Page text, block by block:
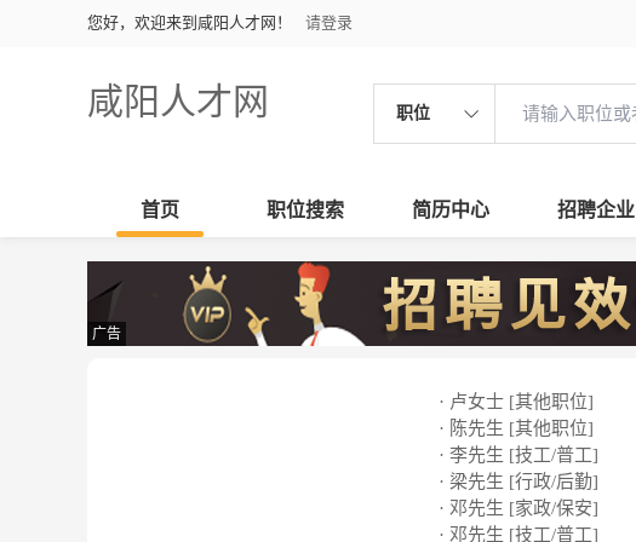
您好，欢迎来到咸阳人才网！ 请登录
咸阳人才网 职位
首页 职位搜索 简历中心 招聘企业
广告
· 卢女士 [其他职位]
· 陈先生 [其他职位]
· 李先生 [技工/普工]
· 梁先生 [行政/后勤]
· 邓先生 [家政/保安]
· 邓先生 [技工/普工]